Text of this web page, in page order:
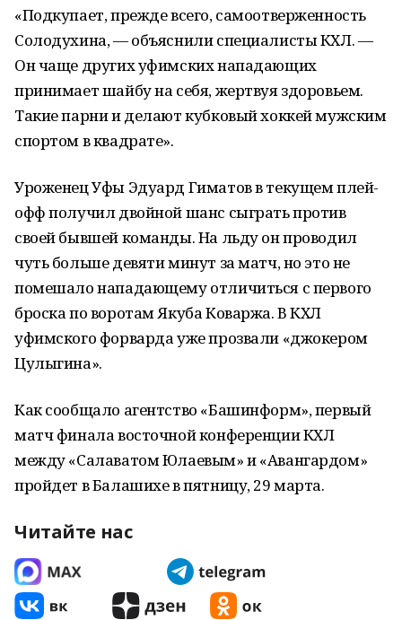
«Подкупает, прежде всего, самоотверженность
Солодухина, — объяснили специалисты КХЛ. —
Он чаще других уфимских нападающих
принимает шайбу на себя, жертвуя здоровьем.
Такие парни и делают кубковый хоккей мужским
спортом в квадрате».
Уроженец Уфы Эдуард Гиматов в текущем плей-
офф получил двойной шанс сыграть против
своей бывшей команды. На льду он проводил
чуть больше девяти минут за матч, но это не
помешало нападающему отличиться с первого
броска по воротам Якуба Коваржа. В КХЛ
уфимского форварда уже прозвали «джокером
Цулыгина».
Как сообщало агентство «Башинформ», первый
матч финала восточной конференции КХЛ
между «Салаватом Юлаевым» и «Авангардом»
пройдет в Балашихе в пятницу, 29 марта.
Читайте нас